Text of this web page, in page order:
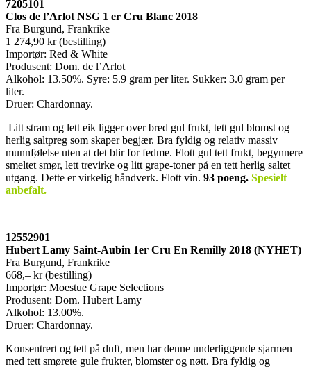
7205101
Clos de l’Arlot NSG 1 er Cru Blanc 2018
Fra Burgund, Frankrike
1 274,90 kr (bestilling)
Importør: Red & White
Produsent: Dom. de l’Arlot
Alkohol: 13.50%. Syre: 5.9 gram per liter. Sukker: 3.0 gram per
liter.
Druer: Chardonnay.
Litt stram og lett eik ligger over bred gul frukt, tett gul blomst og
herlig saltpreg som skaper begjær. Bra fyldig og relativ massiv
munnfølelse uten at det blir for fedme. Flott gul tett frukt, begynnere
smeltet smør, lett trevirke og litt grape-toner på en tett herlig saltet
utgang. Dette er virkelig håndverk. Flott vin. 93 poeng. Spesielt
anbefalt.
12552901
Hubert Lamy Saint-Aubin 1er Cru En Remilly 2018 (NYHET)
Fra Burgund, Frankrike
668,– kr (bestilling)
Importør: Moestue Grape Selections
Produsent: Dom. Hubert Lamy
Alkohol: 13.00%.
Druer: Chardonnay.
Konsentrert og tett på duft, men har denne underliggende sjarmen
med tett smørete gule frukter, blomster og nøtt. Bra fyldig og